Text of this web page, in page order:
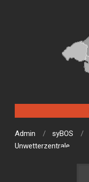
Admin syBOS
Unwetterzentrale